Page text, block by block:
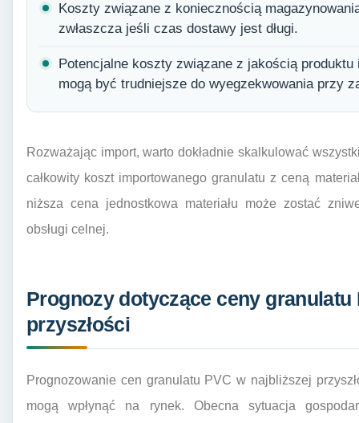
Koszty związane z koniecznością
zwłaszcza jeśli czas dostawy jest długi.
Potencjalne koszty związane z jakością
mogą być trudniejsze do wyegzekwowania przy
Rozważając import, warto dokładnie skalkulować
całkowity koszt importowanego granulatu z ceną
niższa cena jednostkowa materiału może zostać
obsługi celnej.
Prognozy dotyczące ceny granulatu
przyszłości
Prognozowanie cen granulatu PVC w najbliższej
mogą wpłynąć na rynek. Obecna sytuacja